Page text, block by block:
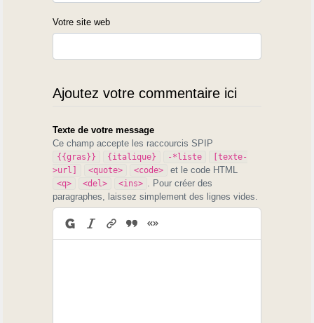
Votre site web
Ajoutez votre commentaire ici
Texte de votre message
Ce champ accepte les raccourcis SPIP
{{gras}} {italique} -*liste
[texte-
>url]
<quote> <code> et le code HTML
<q> <del> <ins>
. Pour créer des
paragraphes, laissez simplement des lignes vides.